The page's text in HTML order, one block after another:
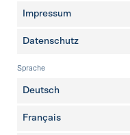
Impressum
Datenschutz
Sprache
Deutsch
Français